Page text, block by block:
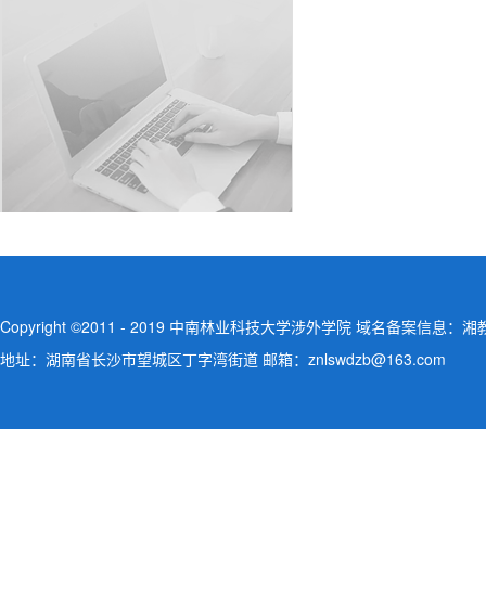
Copyright ©2011 - 2019 中南林业科技大学涉外学院 域名备案信息：
地址：湖南省长沙市望城区丁字湾街道 邮箱：znlswdzb@163.com